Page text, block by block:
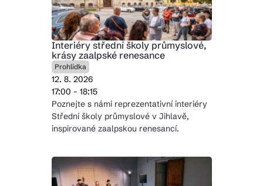
Interiéry střední školy průmyslové,
krásy zaalpské renesance
Prohlídka
12. 8. 2026
17:00 - 18:15
Poznejte s námi reprezentativní interiéry
Střední školy průmyslové v Jihlavě,
inspirované zaalpskou renesancí.